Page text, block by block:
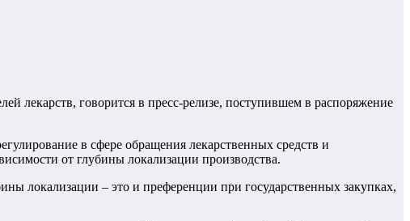
лекарств, говорится в пресс-релизе, поступившем в распоряжение
в сфере обращения лекарственных средств и
от глубины локализации производства.
локализации – это и преференции при государственных закупках,